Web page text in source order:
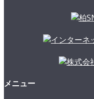
メニュー